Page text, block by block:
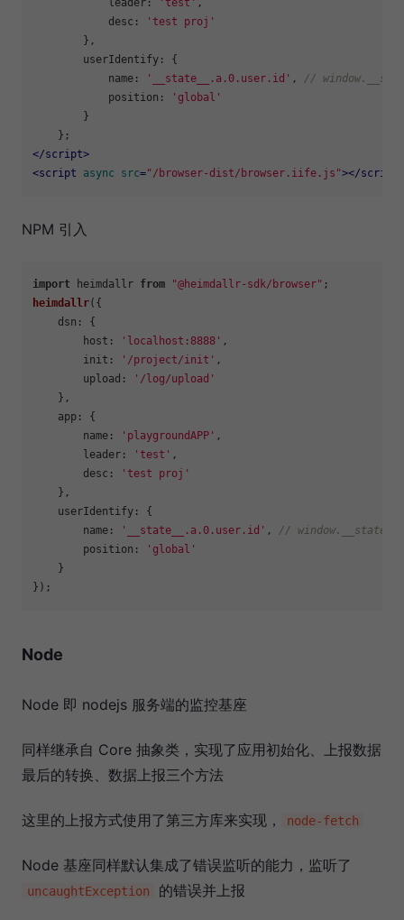
desc :
'test proj'
        },
userIdentify : {
name : '__state__.a.0.user.id' , //
position :
'global'
        }
</script>
<script async src="/browser-dist/browser.iife.js"></script
NPM 引入
import heimdallr from "@heimdallr-sdk/browser"
heimdallr({
dsn : {
host : 'localhost:8888' ,
init : '/project/init' ,
upload :
'/log/upload'
    },
app : {
name : 'playgroundAPP' ,
leader : 'test' ,
desc :
'test proj'
    },
userIdentify : {
name : '__state__.a.0.user.id' , //
position :
'global'
    }
Node
Node 即 nodejs 服务端的监控基座
同样继承自 Core 抽象类，实现了应用初始化、上报数据
最后的转换、数据上报三个方法
这里的上报方式使用了第三方库来实现， node-fetch
Node 基座同样默认集成了错误监听的能力，监听了
uncaughtException 的错误并上报